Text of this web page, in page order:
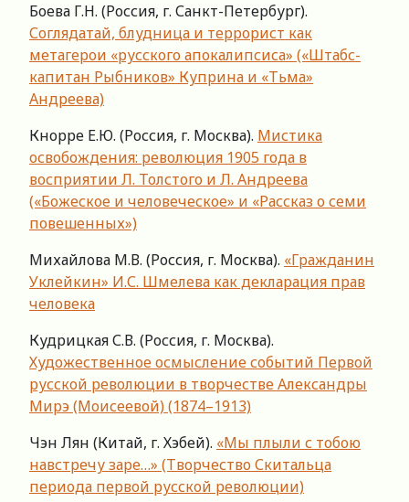
Боева Г.Н. (Россия, г. Санкт-Петербург).
Соглядатай, блудница и террорист как
метагерои «русского апокалипсиса» («Штабс-
капитан Рыбников» Куприна и «Тьма»
Андреева)
Кнорре Е.Ю. (Россия, г. Москва). Мистика
освобождения: революция 1905 года в
восприятии Л. Толстого и Л. Андреева
(«Божеское и человеческое» и «Рассказ о семи
повешенных»)
Михайлова М.В. (Россия, г. Москва). «Гражданин
Уклейкин» И.С. Шмелева как декларация прав
человека
Кудрицкая С.В. (Россия, г. Москва).
Художественное осмысление событий Первой
русской революции в творчестве Александры
Мирэ (Моисеевой) (1874–1913)
Чэн Лян (Китай, г. Хэбей). «Мы плыли с тобою
навстречу заре…» (Творчество Скитальца
периода первой русской революции)